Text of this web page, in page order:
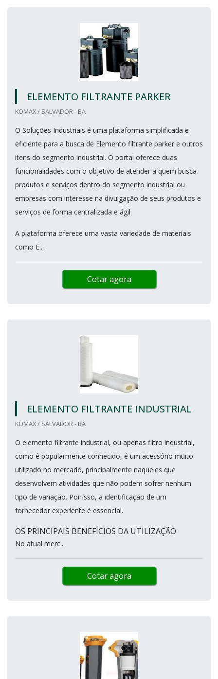
ELEMENTO FILTRANTE PARKER
KOMAX / SALVADOR - BA
O Soluções Industriais é uma plataforma simplificada e
eficiente para a busca de Elemento filtrante parker e outros
itens do segmento industrial. O portal oferece duas
funcionalidades com o objetivo de atender a quem busca
produtos e serviços dentro do segmento industrial ou
empresas com interesse na divulgação de seus produtos e
serviços de forma centralizada e ágil.
A plataforma oferece uma vasta variedade de materiais
como E...
Cotar agora
ELEMENTO FILTRANTE INDUSTRIAL
KOMAX / SALVADOR - BA
O elemento filtrante industrial, ou apenas filtro industrial,
como é popularmente conhecido, é um acessório muito
utilizado no mercado, principalmente naqueles que
desenvolvem atividades que não podem sofrer nenhum
tipo de variação. Por isso, a identificação de um
fornecedor experiente é essencial.
OS PRINCIPAIS BENEFÍCIOS DA UTILIZAÇÃO
No atual merc...
Cotar agora